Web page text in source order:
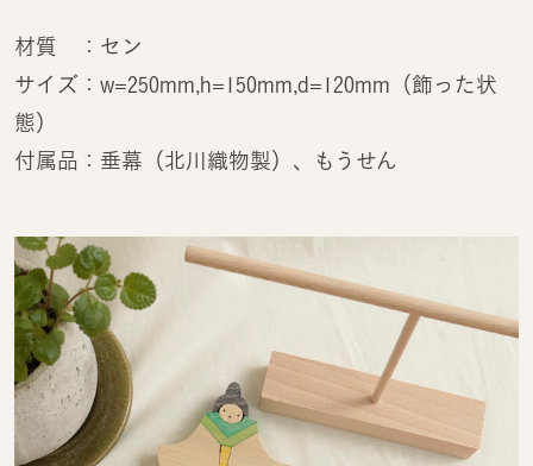
材質 ：セン
サイズ：w=250mm,h=150mm,d=120mm（飾った状
態）
付属品：垂幕（北川織物製）、もうせん